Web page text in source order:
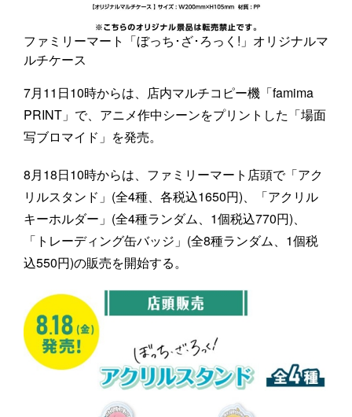
ファミリーマート「ぼっち･ざ･ろっく!」オリジナルマ
ルチケース
7月11日10時からは、店内マルチコピー機「famima
PRINT」で、アニメ作中シーンをプリントした「場面
写ブロマイド」を発売。
8月18日10時からは、ファミリーマート店頭で「アク
リルスタンド」(全4種、各税込1650円)、「アクリル
キーホルダー」(全4種ランダム、1個税込770円)、
「トレーディング缶バッジ」(全8種ランダム、1個税
込550円)の販売を開始する。